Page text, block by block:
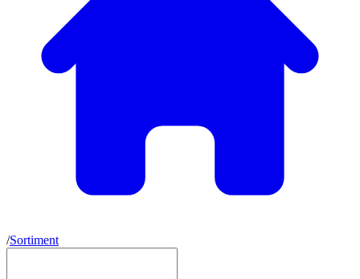
/Sortiment